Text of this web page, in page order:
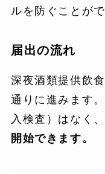
ルを防ぐことがで
届出の流れ
深夜酒類提供飲
通りに進みます
入検査）はなく、
開始できます。